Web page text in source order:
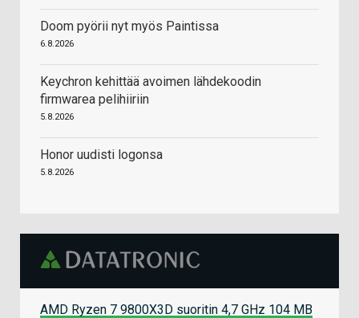
Doom pyörii nyt myös Paintissa
6.8.2026
Keychron kehittää avoimen lähdekoodin
firmwarea pelihiiriin
5.8.2026
Honor uudisti logonsa
5.8.2026
AMD Ryzen 7 9800X3D suoritin 4,7 GHz 104 MB